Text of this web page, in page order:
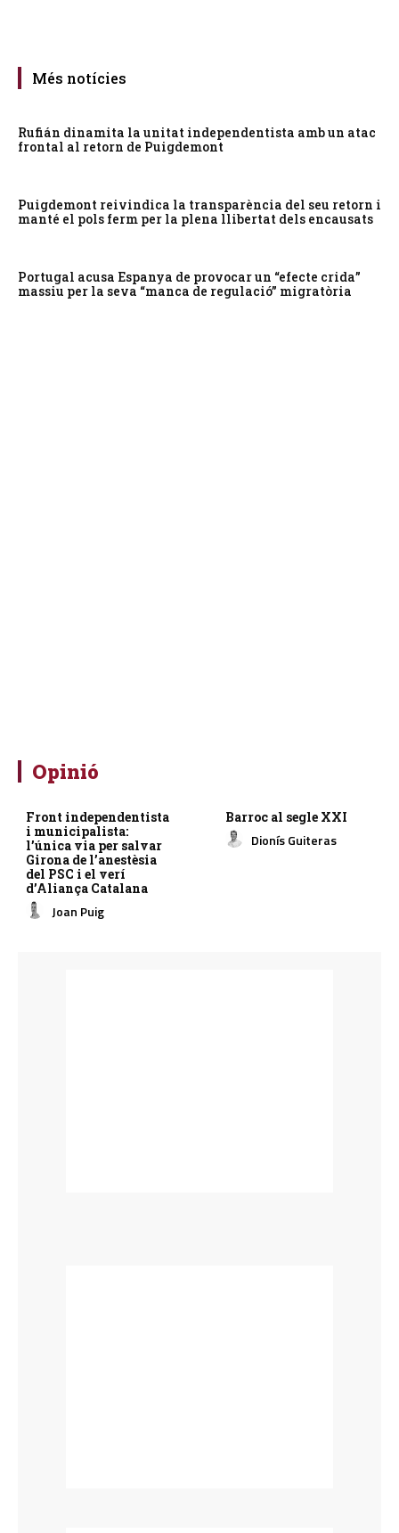
Més notícies
Rufián dinamita la unitat independentista amb un atac
frontal al retorn de Puigdemont
Puigdemont reivindica la transparència del seu retorn i
manté el pols ferm per la plena llibertat dels encausats
Portugal acusa Espanya de provocar un “efecte crida”
massiu per la seva “manca de regulació” migratòria
Opinió
Front independentista
i municipalista:
l’única via per salvar
Girona de l’anestèsia
del PSC i el verí
d’Aliança Catalana
Joan Puig
Barroc al segle XXI
Dionís Guiteras